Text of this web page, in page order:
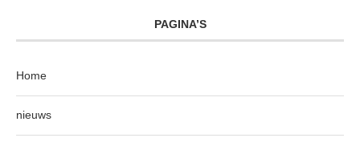
PAGINA’S
Home
nieuws